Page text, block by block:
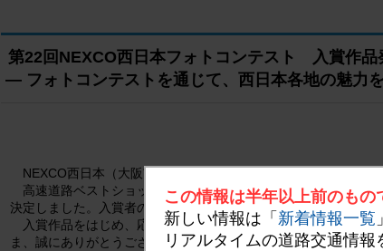
第22回NEXCO西日本フォトコンテスト 入賞作品
― フォトコンテストを通じて、西日本各地の魅力
この情報は半年以上前のもの
新しい情報は「 新着情報一覧
リアルタイムの道路交通情報
NEXCO西日本（大阪市北区、代表取締役社長：芝村 善治）
高速道路ベストショット部門、および西日本ベストスポット
決定しました。入賞者のみなさま、おめでとうございます。
入賞作品をはじめ、応募いただいた作品は、高速道路ガイド
ま、誠にありがとうございました。